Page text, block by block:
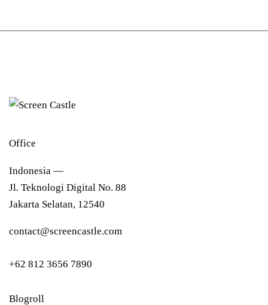
Office
Indonesia —
Jl. Teknologi Digital No. 88
Jakarta Selatan, 12540
contact@screencastle.com
+62 812 3656 7890
Blogroll